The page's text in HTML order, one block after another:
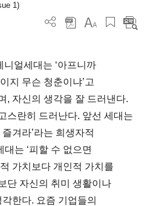
1)
얼세대는 ‘아프니까
지 무슨 청춘이냐’고
, 자신의 생각을 잘 드러낸다.
스란히 드러난다. 앞선 세대는
겨라’라는 희생자적
는 ‘피할 수 없으면
가치보다 개인적 가치를
단 자신의 취미 생활이나
한다. 요즘 기업들의